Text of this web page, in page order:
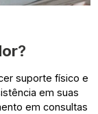
?
suporte físico e
em suas
em consultas